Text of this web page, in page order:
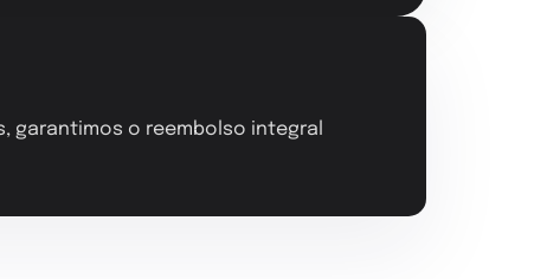
garantimos o reembolso integral